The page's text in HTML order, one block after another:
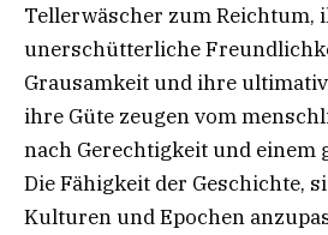
Tellerwäscher zum Reichtum,
unerschütterliche
Grausamkeit und ihre
ihre Güte zeugen vom
nach Gerechtigkeit und einem
Die Fähigkeit der Geschichte,
Kulturen und Epochen